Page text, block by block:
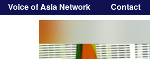
Voice of Asia Network Contact